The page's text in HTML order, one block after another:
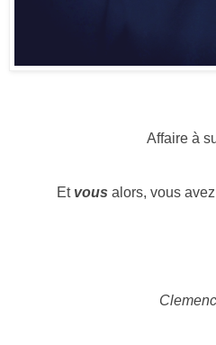
Affaire à
Et vous alors, vous